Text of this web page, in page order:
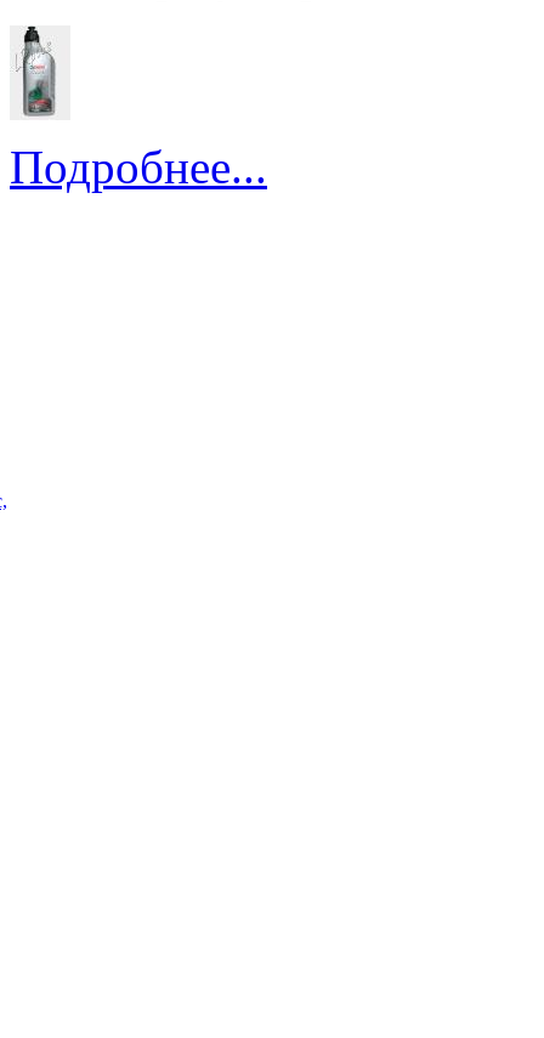
Подробнее...